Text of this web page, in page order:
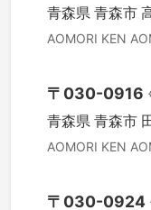
青森県 青森市
AOMORI KEN
〒 030-0916
青森県 青森市
AOMORI KEN
〒 030-0924